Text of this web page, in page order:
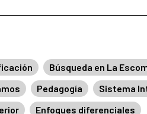
Búsqueda en La
Pedagogía
Sistema
Enfoques diferenciales